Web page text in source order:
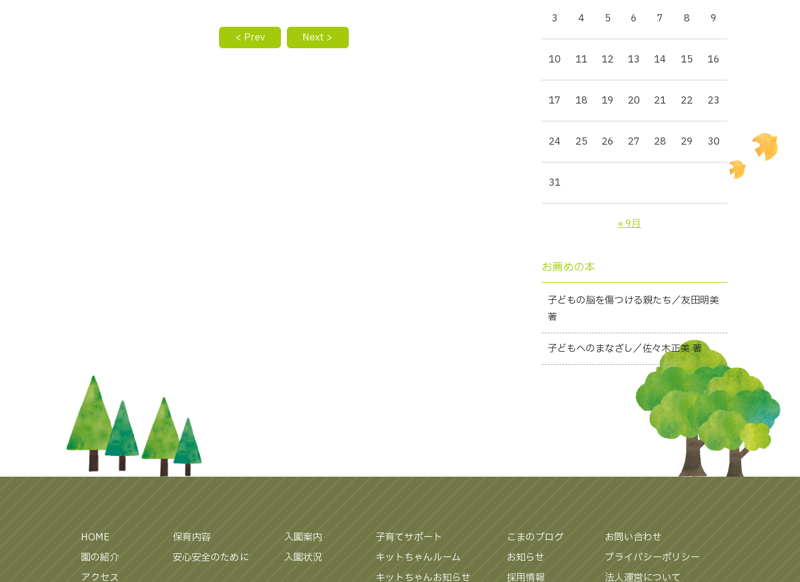
< Prev Next >
3 4 5 6 7 8 9
10 11 12 13 14 15 16
17 18 19 20 21 22 23
24 25 26 27 28 29 30
31
« 9月
お薦めの本
子どもの脳を傷つける親たち／友田明美
著
子どもへのまなざし／佐々木正美 著
HOME
園の紹介
アクセス
保育内容
安心安全のために
入園案内
入園状況
子育てサポート
キットちゃんルーム
キットちゃんお知らせ
こまのブログ
お知らせ
採用情報
お問い合わせ
プライバシーポリシー
法人運営について